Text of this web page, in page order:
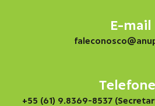
E-mail
+55 (61) 9.8369-8537